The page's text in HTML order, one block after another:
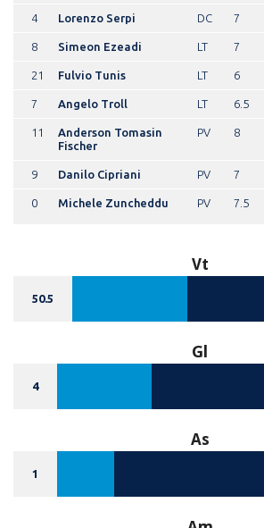
4 Lorenzo Serpi DC 7
8 Simeon Ezeadi LT 7
21 Fulvio Tunis LT 6
7 Angelo Troll LT 6.5
11
Anderson Tomasin
Fischer
PV 8
9 Danilo Cipriani PV 7
0 Michele Zuncheddu PV 7.5
Vt
50.5
Gl
4
As
1